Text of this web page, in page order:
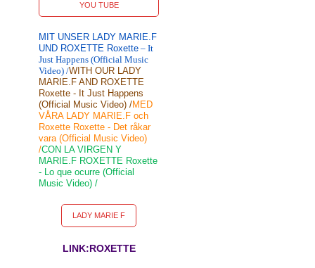
YOU TUBE
MIT UNSER LADY MARIE.F
UND ROXETTE Roxette – It
Just Happens (Official Music
Video) /WITH OUR LADY
MARIE.F AND ROXETTE
Roxette - It Just Happens
(Official Music Video) /MED
VÅRA LADY MARIE.F och
Roxette Roxette - Det råkar
vara (Official Music Video)
/CON LA VIRGEN Y
MARIE.F ROXETTE Roxette
- Lo que ocurre (Official
Music Video) /
LADY MARIE F
LINK:ROXETTE